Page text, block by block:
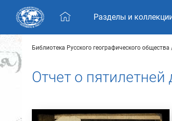
Skip navigation
Разделы и
Библиотека Русского географического общества
Отчет о